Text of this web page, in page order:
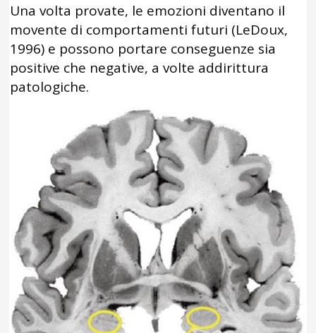
Una volta provate, le emozioni diventano il
movente di comportamenti futuri (LeDoux,
1996) e possono portare conseguenze sia
positive che negative, a volte addirittura
patologiche.